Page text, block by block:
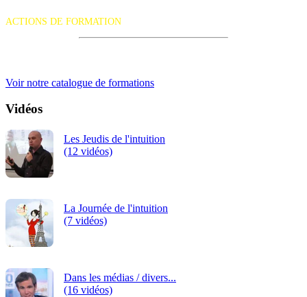
ACTIONS DE FORMATION
Voir notre catalogue de formations
Vidéos
Les Jeudis de l'intuition
(12 vidéos)
La Journée de l'intuition
(7 vidéos)
Dans les médias / divers...
(16 vidéos)